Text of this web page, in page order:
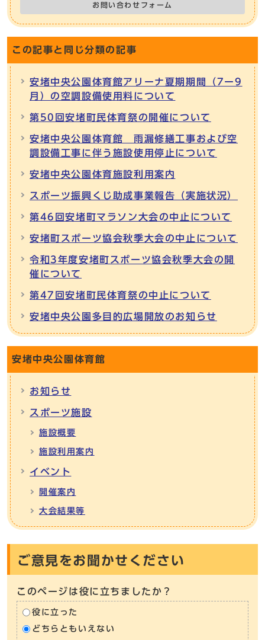
お問い合わせフォーム
この記事と同じ分類の記事
安堵中央公園体育館アリーナ夏期期間（7ー9
月）の空調設備使用料について
第50回安堵町民体育祭の開催について
安堵中央公園体育館 雨漏修繕工事および空
調設備工事に伴う施設使用停止について
安堵中央公園体育施設利用案内
スポーツ振興くじ助成事業報告（実施状況）
第46回安堵町マラソン大会の中止について
安堵町スポーツ協会秋季大会の中止について
令和3年度安堵町スポーツ協会秋季大会の開
催について
第47回安堵町民体育祭の中止について
安堵中央公園多目的広場開放のお知らせ
安堵中央公園体育館
お知らせ
スポーツ施設
施設概要
施設利用案内
イベント
開催案内
大会結果等
ご意見をお聞かせください
このページは役に立ちましたか？
役に立った
どちらともいえない